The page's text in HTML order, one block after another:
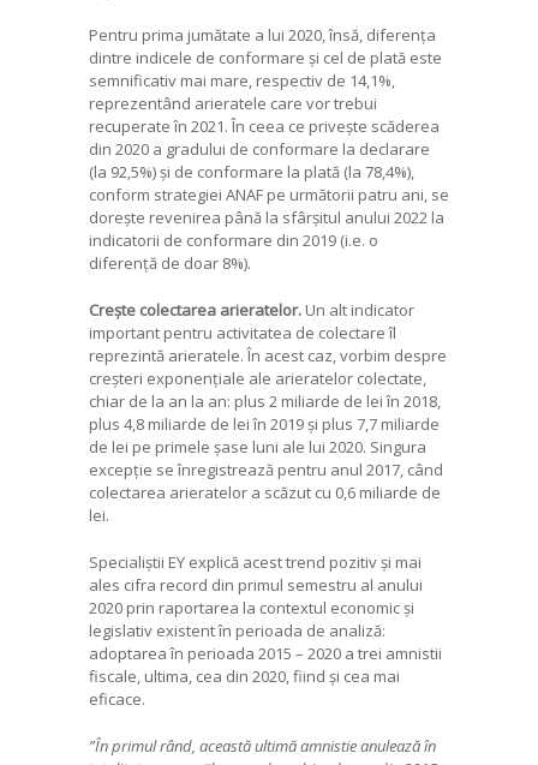
Pentru prima jumătate a lui 2020, însă, diferența
dintre indicele de conformare și cel de plată este
semnificativ mai mare, respectiv de 14,1%,
reprezentând arieratele care vor trebui
recuperate în 2021. În ceea ce privește scăderea
din 2020 a gradului de conformare la declarare
(la 92,5%) și de conformare la plată (la 78,4%),
conform strategiei ANAF pe următorii patru ani, se
dorește revenirea până la sfârșitul anului 2022 la
indicatorii de conformare din 2019 (i.e. o
diferență de doar 8%).
Crește colectarea arieratelor. Un alt indicator
important pentru activitatea de colectare îl
reprezintă arieratele. În acest caz, vorbim despre
creșteri exponențiale ale arieratelor colectate,
chiar de la an la an: plus 2 miliarde de lei în 2018,
plus 4,8 miliarde de lei în 2019 și plus 7,7 miliarde
de lei pe primele șase luni ale lui 2020. Singura
excepție se înregistrează pentru anul 2017, când
colectarea arieratelor a scăzut cu 0,6 miliarde de
lei.
Specialiștii EY explică acest trend pozitiv și mai
ales cifra record din primul semestru al anului
2020 prin raportarea la contextul economic și
legislativ existent în perioada de analiză:
adoptarea în perioada 2015 – 2020 a trei amnistii
fiscale, ultima, cea din 2020, fiind și cea mai
eficace.
”În primul rând, această ultimă amnistie anulează în